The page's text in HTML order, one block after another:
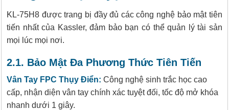
KL-75H8 được trang bị đầy đủ các công nghệ bảo mật tiên
tiến nhất của Kassler, đảm bảo bạn có thể quản lý tài sản
mọi lúc mọi nơi.
2.1. Bảo Mật Đa Phương Thức Tiên Tiến
Vân Tay FPC Thụy Điển: Công nghệ sinh trắc học cao
cấp, nhận diện vân tay chính xác tuyệt đối, tốc độ mở khóa
nhanh dưới 1 giây.